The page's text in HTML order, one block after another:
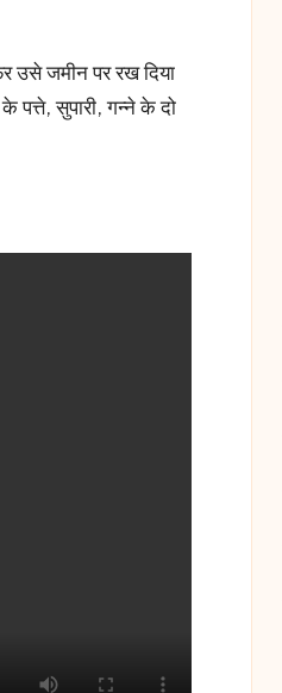
उसे जमीन पर रख दिया
सुपारी, गन्ने के दो